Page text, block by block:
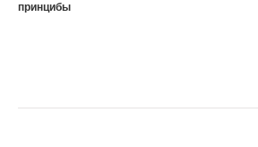
принцибы